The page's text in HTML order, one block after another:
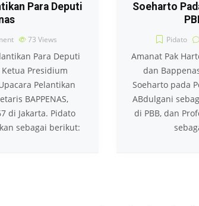
Para Deputi
73 Views
Para Deputi
Presidium
Pelantikan
BAPPENAS,
di Jakarta. Pidato
sebagai berikut:
Soeharto
Pidato
Amanat Pak
dan
Soeharto pada
ABdulgani
di PBB, dan